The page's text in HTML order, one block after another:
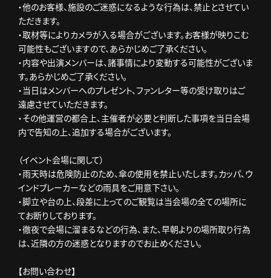
・他のお客様、施設のご迷惑になるような行為は、禁止とさせてい
ただきます。
・取材等によりカメラが入る場合がございます。お客様が映りこむ
可能性もございますので、あらかじめご了承ください。
・内容や出演メンバーは、諸事情により変動する可能性がございま
す。あらかじめご了承ください。
・当日はメンバーへのプレゼント、ファンレター等の受け取りはご
遠慮させていただきます。
・その他運営の都合上、主催者が必要と判断した事項を当日会場
内で告知の上、追加する場合がございます。
（イベント会場に関して）
・雨天時は危険防止のため、傘の使用を禁止いたします。カッパ、ウ
インドブレーカーなどの雨具をご用意下さい。
・脚立や台の上、段差に上ってのご観覧は当会場の全ての場所に
てお断りしております。
・徹夜で会場に溜まるなどの行為、また、早朝よりの場所取り行為
は、近隣の方の迷惑となりますのでお止めください。
【お問い合わせ】